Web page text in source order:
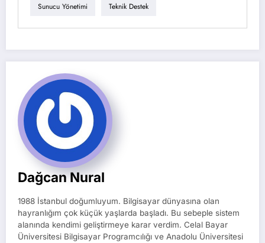
Sunucu Yönetimi Teknik Destek
Dağcan Nural
1988 İstanbul doğumluyum. Bilgisayar dünyasına olan
hayranlığım çok küçük yaşlarda başladı. Bu sebeple sistem
alanında kendimi geliştirmeye karar verdim. Celal Bayar
Üniversitesi Bilgisayar Programcılığı ve Anadolu Üniversitesi